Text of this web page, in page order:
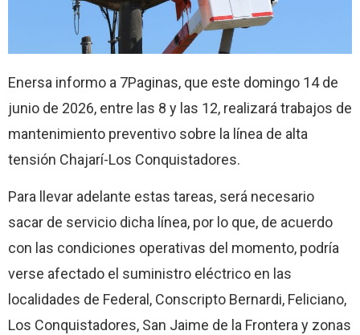
Enersa informo a 7Paginas, que este domingo 14 de
junio de 2026, entre las 8 y las 12, realizará trabajos de
mantenimiento preventivo sobre la línea de alta
tensión Chajarí-Los Conquistadores.
Para llevar adelante estas tareas, será necesario
sacar de servicio dicha línea, por lo que, de acuerdo
con las condiciones operativas del momento, podría
verse afectado el suministro eléctrico en las
localidades de Federal, Conscripto Bernardi, Feliciano,
Los Conquistadores, San Jaime de la Frontera y zonas